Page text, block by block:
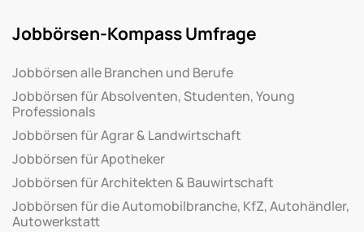
Jobbörsen-Kompass Umfrage
Jobbörsen alle Branchen und Berufe
Jobbörsen für Absolventen, Studenten, Young
Professionals
Jobbörsen für Agrar & Landwirtschaft
Jobbörsen für Apotheker
Jobbörsen für Architekten & Bauwirtschaft
Jobbörsen für die Automobilbranche, KfZ, Autohändler,
Autowerkstatt